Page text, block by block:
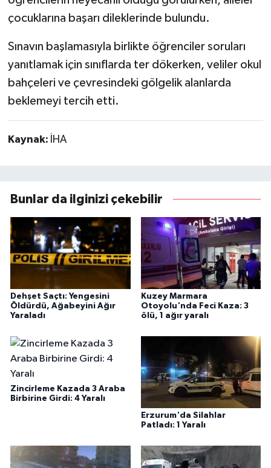
çocuklarına başarı dileklerinde bulundu.
Sınavın başlamasıyla birlikte öğrenciler soruları
yanıtlamak için sınıflarda ter dökerken, veliler okul
bahçeleri ve çevresindeki gölgelik alanlarda
beklemeyi tercih etti.
Kaynak: İHA
Bunlar da ilginizi çekebilir
Dehşet Saçtı: Yengesini
Öldürdü, Ağabeyini Ağır
Yaraladı
Kuzey Marmara
Otoyolu'nda Feci Kaza: 3
ölü, 1 ağır yaralı
Zincirleme Kazada 3 Araba
Birbirine Girdi: 4 Yaralı
Erzurum'da Silahlar
Patladı: 1 Yaralı